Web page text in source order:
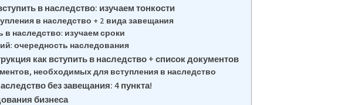
в наследство: изучаем тонкости
в наследство + 2 вида завещания
в наследство: изучаем сроки
очередность наследования
как вступить в наследство + список документов
необходимых для вступления в наследство
без завещания: 4 пункта!
бизнеса